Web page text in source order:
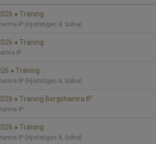
» Träning
IP (Hjortstigen 4, Solna)
» Träning
IP
» Träning
IP (Hjortstigen 4, Solna)
» Träning Bergshamra IP
IP
» Träning
IP (Hjortstigen 4, Solna)